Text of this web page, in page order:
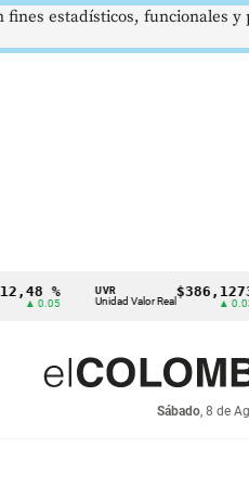
UVR
Unidad Valor Real
$386,1273
▲ 0.03
Sábado, 8 de
estadísticos, funcionales